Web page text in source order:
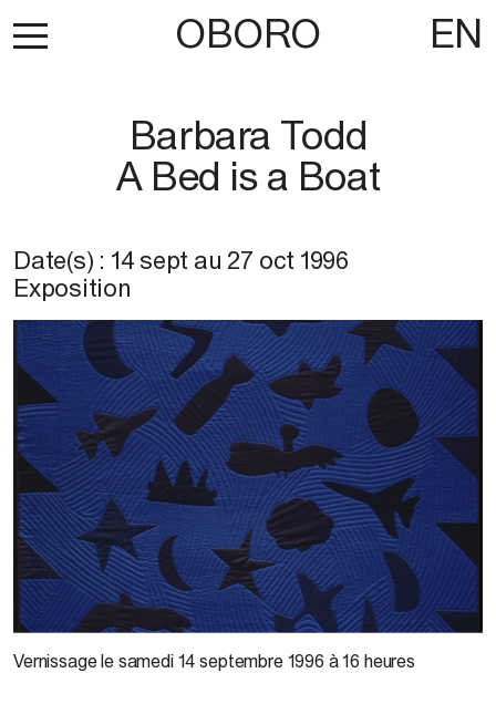
OBORO EN
Barbara Todd
A Bed is a Boat
Date(s) : 14 sept au 27 oct 1996
Exposition
Vernissage le samedi 14 septembre 1996 à 16 heures